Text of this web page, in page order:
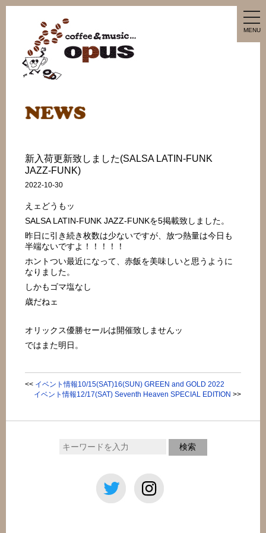
MENU
新入荷更新致しました(SALSA LATIN-FUNK
JAZZ-FUNK)
2022-10-30
えェどうもッ
SALSA LATIN-FUNK JAZZ-FUNKを5掲載致しました。
昨日に引き続き枚数は少ないですが、放つ熱量は今日も
半端ないですよ！！！！！
ホントつい最近になって、赤飯を美味しいと思うように
なりました。
しかもゴマ塩なし
歳だねェ
オリックス優勝セールは開催致しませんッ
ではまた明日。
<< イベント情報10/15(SAT)16(SUN) GREEN and GOLD 2022
イベント情報12/17(SAT) Seventh Heaven SPECIAL EDITION >>